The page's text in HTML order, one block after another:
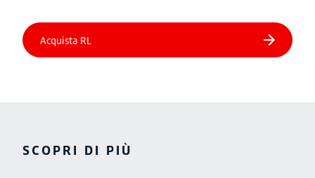
SCOPRI DI PIÙ